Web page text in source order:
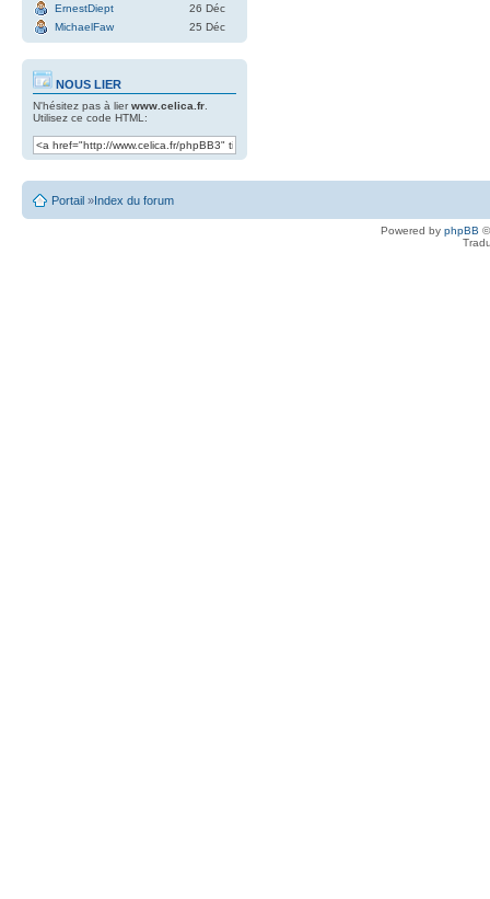
ErnestDiept
26 Déc
MichaelFaw
25 Déc
NOUS LIER
N'hésitez pas à lierwww.celica.fr
Utilisez ce code HTML:
Portail »Index du forum
Powered by phpBB